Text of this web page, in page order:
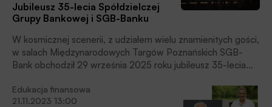
Jubileusz 35-lecia Spółdzielczej
Grupy Bankowej i SGB-Banku
W kosmicznej scenerii, z udziałem wielu znamienitych gości,
w salach Międzynarodowych Targów Poznańskich SGB-
Bank obchodził 29 września 2025 roku jubileusz 35-lecia
Bankowej, czytamy w informacji prasowej.
Edukacja finansowa
21.11.2023 13:00